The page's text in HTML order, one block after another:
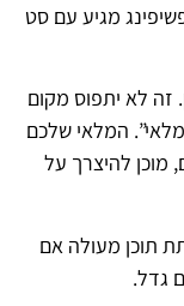
מגיע עם סט
זה לא יתפוס מקום
המלאי שלכם
מוכן להיצרך על
תוכן מעולה אם
גדל.